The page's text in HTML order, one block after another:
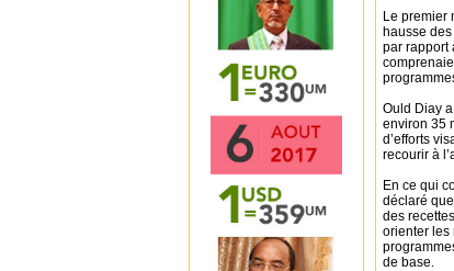
Le premier
hausse
par rapport
Ould Diay
environ 35
d’efforts
recourir à
En ce qui
déclaré
des
orienter les
de base.